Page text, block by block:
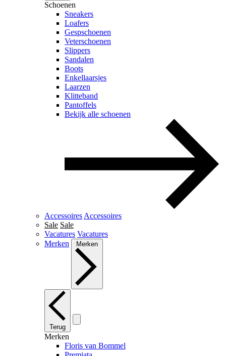
Schoenen
Sneakers
Loafers
Gespschoenen
Veterschoenen
Slippers
Sandalen
Boots
Enkellaarsjes
Laarzen
Klitteband
Pantoffels
Bekijk alle schoenen
Accessoires Accessoires
Sale Sale
Vacatures Vacatures
Merken
Merken
Terug
Merken
Floris van Bommel